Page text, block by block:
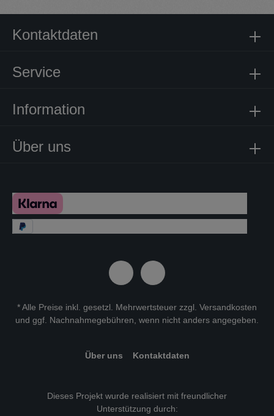
Über uns
Kontaktdaten
Service
Information
* Alle Preise inkl. gesetzl. Mehrwertsteuer zzgl. Versandkosten
und ggf. Nachnahmegebühren, wenn nicht anders angegeben.
Über uns Kontaktdaten
Dieses Projekt wurde realisiert mit freundlicher
Unterstützung durch: